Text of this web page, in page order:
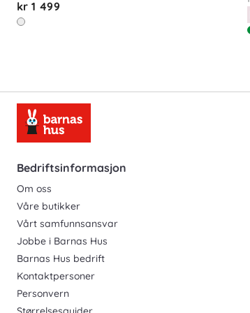
kr 1 499
Bedriftsinformasjon
Om oss
Våre butikker
Vårt samfunnsansvar
Jobbe i Barnas Hus
Barnas Hus bedrift
Kontaktpersoner
Personvern